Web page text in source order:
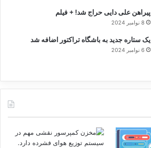
پیراهن علی دایی حراج شد! + فیلم
8 نوامبر 2024
یک ستاره جدید به باشگاه تراکتور اضافه شد
6 نوامبر 2024